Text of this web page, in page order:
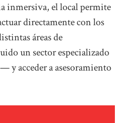
inmersiva, el local permite
directamente con los
áreas de
un sector especializado
y acceder a asesoramiento